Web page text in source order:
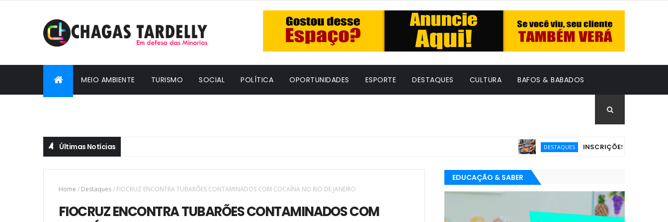
MEIO AMBIENTE TURISMO SOCIAL POLÍTICA OPORTUNIDADES ESPORTE DESTAQUES CULTURA BAFOS & BABADOS
Últimas Notícias DESTAQUES INSCRIÇÕES PARA O PRÊMIO
Home / Destaques/ FIOCRUZ ENCONTRA TUBARÕES CONTAMINADOS COM COCAÍNA NO RIO DE JANEIRO
FIOCRUZ ENCONTRA TUBARÕES CONTAMINADOS COM
EDUCAÇÃO & SABER